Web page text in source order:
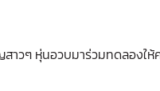
าวๆ หุ่นอวบมาร่วมทดลองให้